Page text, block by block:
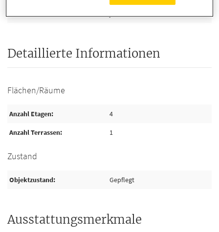
Detaillierte Informationen
Flächen/Räume
Anzahl Etagen 4
Anzahl Terrassen 1
Zustand
Objektzustand Gepflegt
Ausstattungsmerkmale